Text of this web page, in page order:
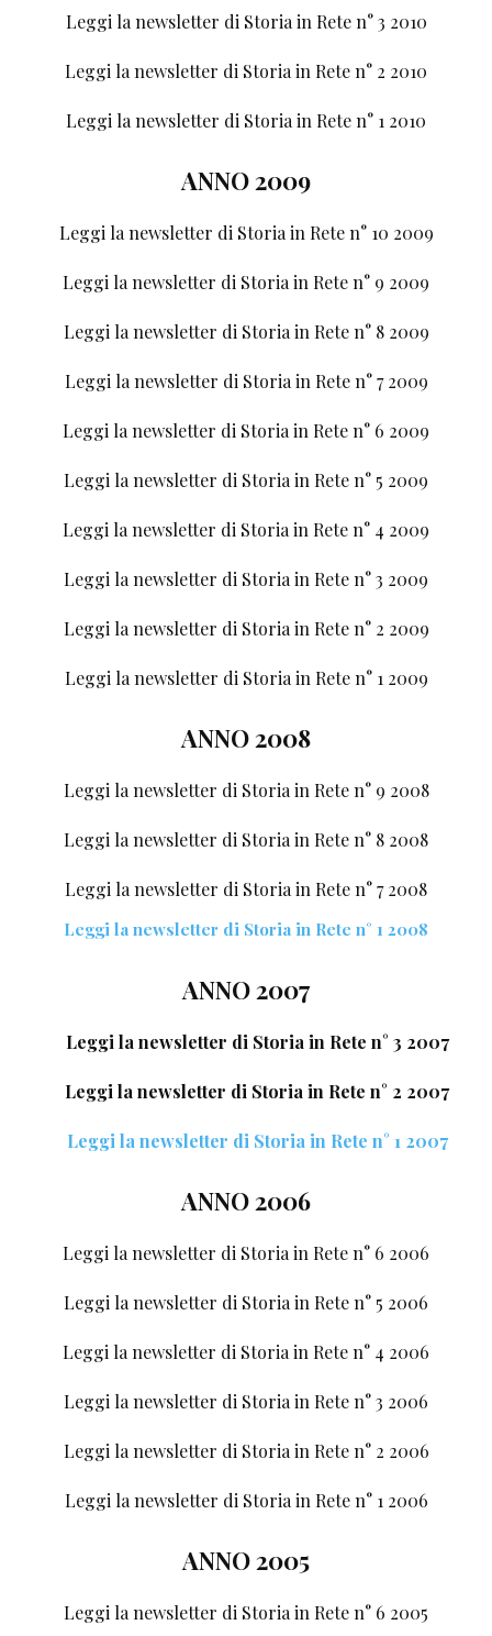
Leggi la newsletter di Storia in Rete n° 3 2010
Leggi la newsletter di Storia in Rete n° 2 2010
Leggi la newsletter di Storia in Rete n° 1 2010
ANNO 2009
Leggi la newsletter di Storia in Rete n° 10 2009
Leggi la newsletter di Storia in Rete n° 9 2009
Leggi la newsletter di Storia in Rete n° 8 2009
Leggi la newsletter di Storia in Rete n° 7 2009
Leggi la newsletter di Storia in Rete n° 6 2009
Leggi la newsletter di Storia in Rete n° 5 2009
Leggi la newsletter di Storia in Rete n° 4 2009
Leggi la newsletter di Storia in Rete n° 3 2009
Leggi la newsletter di Storia in Rete n° 2 2009
Leggi la newsletter di Storia in Rete n° 1 2009
ANNO 2008
Leggi la newsletter di Storia in Rete n° 9 2008
Leggi la newsletter di Storia in Rete n° 8 2008
Leggi la newsletter di Storia in Rete n° 7 2008
Leggi la newsletter di Storia in Rete n° 1 2008
ANNO 2007
Leggi la newsletter di Storia in Rete n° 3 2007
Leggi la newsletter di Storia in Rete n° 2 2007
Leggi la newsletter di Storia in Rete n° 1 2007
ANNO 2006
Leggi la newsletter di Storia in Rete n° 6 2006
Leggi la newsletter di Storia in Rete n° 5 2006
Leggi la newsletter di Storia in Rete n° 4 2006
Leggi la newsletter di Storia in Rete n° 3 2006
Leggi la newsletter di Storia in Rete n° 2 2006
Leggi la newsletter di Storia in Rete n° 1 2006
ANNO 2005
Leggi la newsletter di Storia in Rete n° 6 2005